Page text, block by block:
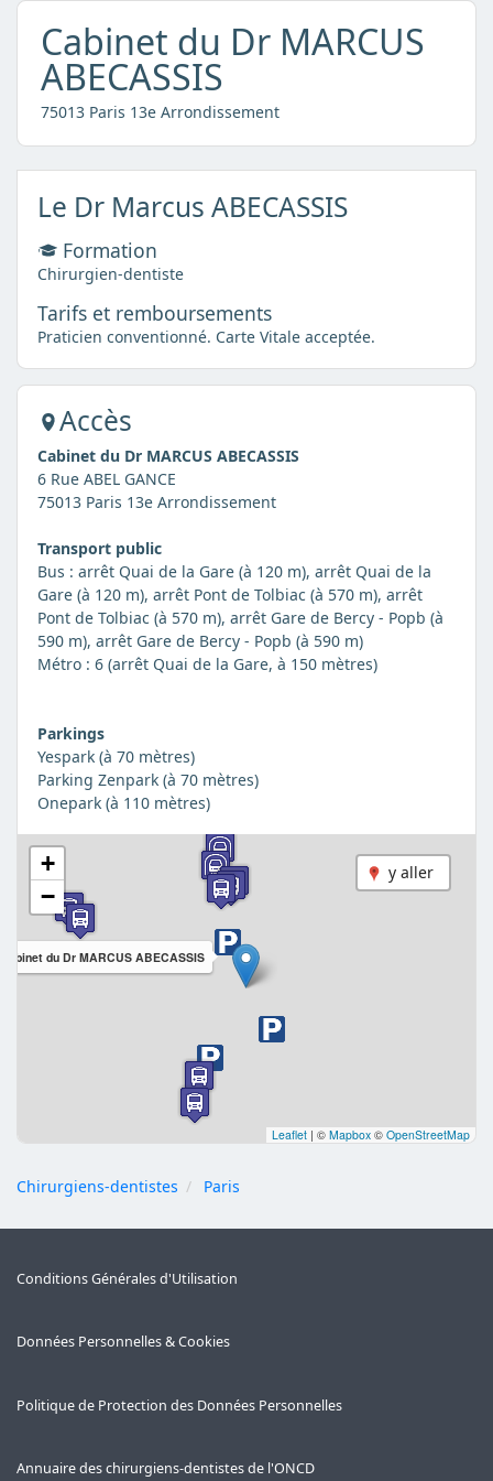
Cabinet du Dr MARCUS
ABECASSIS
75013 Paris 13e Arrondissement
Le Dr Marcus ABECASSIS
Formation
Chirurgien-dentiste
Tarifs et remboursements
Praticien conventionné. Carte Vitale acceptée.
Accès
Cabinet du Dr MARCUS ABECASSIS
6 Rue ABEL GANCE
75013 Paris 13e Arrondissement
Transport public
Bus : arrêt Quai de la Gare (à 120 m), arrêt Quai de la
Gare (à 120 m), arrêt Pont de Tolbiac (à 570 m), arrêt
Pont de Tolbiac (à 570 m), arrêt Gare de Bercy - Popb (à
590 m), arrêt Gare de Bercy - Popb (à 590 m)
Métro : 6 (arrêt Quai de la Gare, à 150 mètres)
Parkings
Yespark (à 70 mètres)
Parking Zenpark (à 70 mètres)
Onepark (à 110 mètres)
y aller
Cabinet du Dr MARCUS ABECASSIS
+
−
Leaflet | © Mapbox © OpenStreetMap
Chirurgiens-dentistes Paris
Conditions Générales d'Utilisation
Données Personnelles & Cookies
Politique de Protection des Données Personnelles
Annuaire des chirurgiens-dentistes de l'ONCD